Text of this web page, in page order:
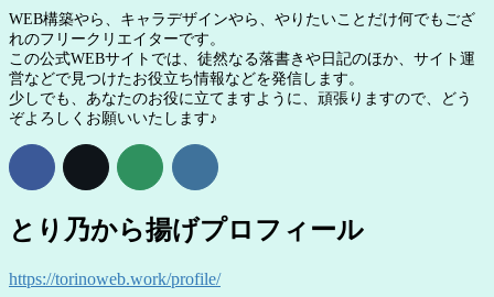
WEB構築やら、キャラデザインやら、やりたいことだけ何でもござ
れのフリークリエイターです。
この公式WEBサイトでは、徒然なる落書きや日記のほか、サイト運
営などで見つけたお役立ち情報などを発信します。
少しでも、あなたのお役に立てますように、頑張りますので、どう
ぞよろしくお願いいたします♪
とり乃から揚げプロフィール
https://torinoweb.work/profile/